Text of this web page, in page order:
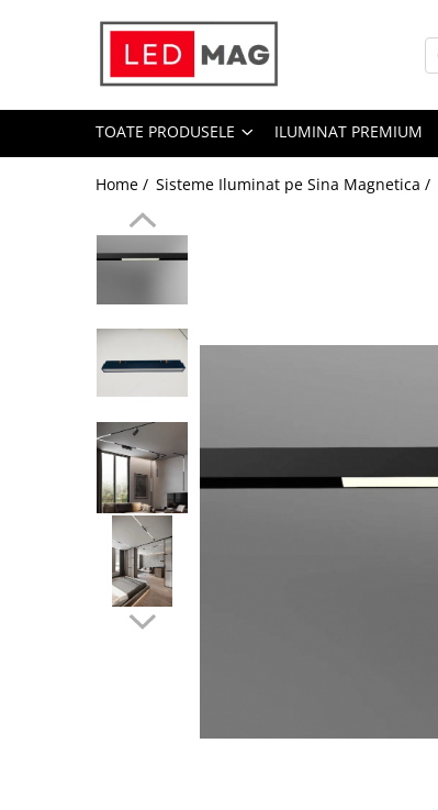
Toate Produsele
Lustre LED
Spoturi Led
Lampadare și Veioze LED
Lustre suspendate
Pendul industrial
Sina Magnetica Slim
Iluminat exterior
Lampi gradina
TOATE PRODUSELE ILUMINAT PREMIUM
Home / Sisteme Iluminat pe Sina Magnetica /